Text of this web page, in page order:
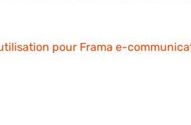
pour Frama e-